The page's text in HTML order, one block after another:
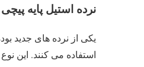
نرده استیل پایه پیچی
یکی از نرده های جدید
استفاده می ‌کنند. این